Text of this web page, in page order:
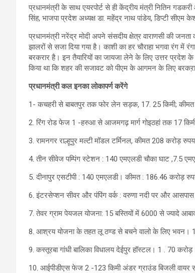
प्रधानमंत्री के साथ एयरपोर्ट से ही केंद्रीय मंत्री नितिन
सिंह, भाजपा प्रदेश अध्यक्ष डा. महेंद्र नाथ पांडेय, डिप्टी सीएम
प्रधानमंत्री नरेंद्र मोदी अपने संसदीय क्षेत्र वाराणसी की
झालरों से सजा दिया गया है। काशी का हर चौराहा भगवा रंग
बरकरार है। इन तैयारियों का जायजा लेने के लिए उत्तर प्रदेश के
किया था कि शहर की सजावट को पीएम के आगमन के लिए
प्रधानमंत्री कल इनका लोकापर्ण करेंगे
1- कचहरी से बाबतपुर तक फोर लेन सड़क, 17. 25 किमी;
2. रिंग रोड फेज 1 -हरुआ से आजमगढ़ मार्ग गोइठहां तक 17
3. रामनगर राल्हूपुर मल्टी मॉडल टर्मिनल, कीमत 208 करोड़
4. तीन सीवेज पम्पिंग स्टेशन : 140 एमएलडी चौका घाट ,7.5
5. दीनापुर एसटीपी : 140 एमएलडी। कीमत : 186.46 करोड़
6. इंटरसेप्शन सीवर और पंपिंग वर्क : वरुणा नदी पर और
7. तेवर ग्राम पेयजल योजना: 15 बस्तियों में 6000 से ज्यादे
8. आश्रय योजना के तहत लू ठण्ड से बचने वालो के लिए भवन।
9. कस्तूरबा गांधी बालिका विधालय देईपुर हॉस्टल। 1 . 70
10. आईपीडीएस फेज 2 -123 किमी अंडर ग्राउंड बिजली वायर